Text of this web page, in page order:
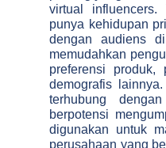
virtual
punya kehidupan
dengan audiens
memudahkan
preferensi produk,
demografis
terhubung
berpotensi
digunakan untuk
perusahaan yang